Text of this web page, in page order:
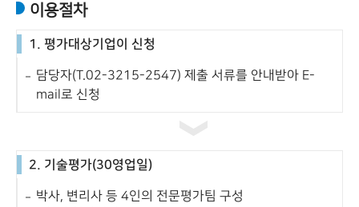
이용절차
1. 평가대상기업이 신청
담당자(T.02-3215-2547) 제출 서류를 안내받아 E-
mail로 신청
2. 기술평가(30영업일)
박사, 변리사 등 4인의 전문평가팀 구성